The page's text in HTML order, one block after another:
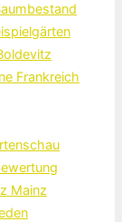
Frankreich
Mainz